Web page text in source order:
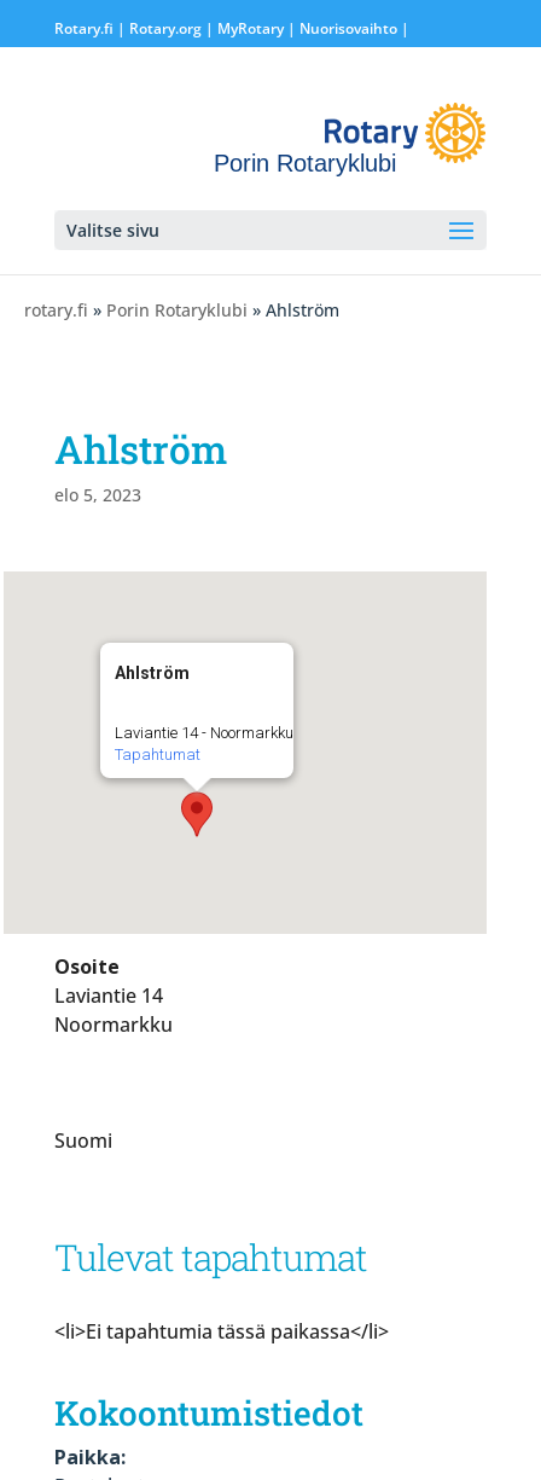
Rotary.fi | Rotary.org| MyRotary | Nuorisovaihto|
Porin Rotaryklubi
Valitse sivu
rotary.fi » Porin Rotaryklubi » Ahlström
Ahlström
elo 5, 2023
Ahlström
Laviantie 14 - Noormarkku
Tapahtumat
Osoite
Laviantie 14
Noormarkku
Suomi
Tulevat tapahtumat
<li>Ei tapahtumia tässä paikassa</li>
Kokoontumistiedot
Paikka: